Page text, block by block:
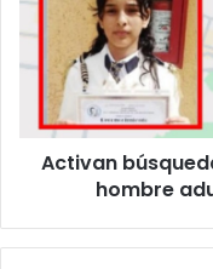
Allison
Anaí;
hombre
adulto
Activan
hombre